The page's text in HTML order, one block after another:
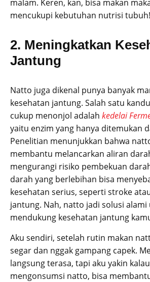
malam. Keren, kan, bisa makan
mencukupi kebutuhan nutrisi tubuh!
2. Meningkatkan
Jantung
Natto juga dikenal punya banyak
kesehatan jantung. Salah satu
cukup menonjol adalah kedelai
yaitu enzim yang hanya ditemukan
Penelitian menunjukkan bahwa
membantu melancarkan aliran
mengurangi risiko pembekuan
darah yang berlebihan bisa
kesehatan serius, seperti stroke
jantung. Nah, natto jadi solusi alami
mendukung kesehatan jantung
Aku sendiri, setelah rutin makan
segar dan nggak gampang capek.
langsung terasa, tapi aku yakin
mengonsumsi natto, bisa